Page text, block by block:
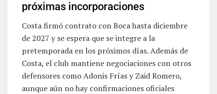
próximas incorporaciones
Costa firmó contrato con Boca hasta diciembre
de 2027 y se espera que se integre a la
pretemporada en los próximos días. Además de
Costa, el club mantiene negociaciones con otros
defensores como Adonis Frías y Zaid Romero,
aunque aún no hay confirmaciones oficiales